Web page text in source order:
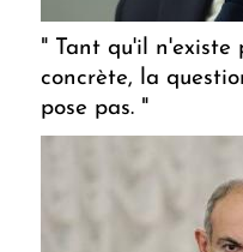
" Tant qu'il n'existe
concrète, la
pose pas. "